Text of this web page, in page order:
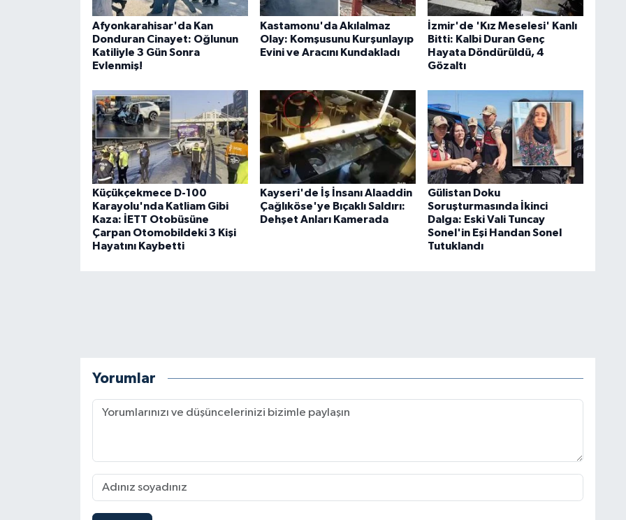
Afyonkarahisar'da Kan
Donduran Cinayet: Oğlunun
Katiliyle 3 Gün Sonra
Evlenmiş!
Kastamonu'da Akılalmaz
Olay: Komşusunu Kurşunlayıp
Evini ve Aracını Kundakladı
İzmir'de 'Kız Meselesi' Kanlı
Bitti: Kalbi Duran Genç
Hayata Döndürüldü, 4
Gözaltı
Küçükçekmece D-100
Karayolu'nda Katliam Gibi
Kaza: İETT Otobüsüne
Çarpan Otomobildeki 3 Kişi
Hayatını Kaybetti
Kayseri'de İş İnsanı Alaaddin
Çağlıköse'ye Bıçaklı Saldırı:
Dehşet Anları Kamerada
Gülistan Doku
Soruşturmasında İkinci
Dalga: Eski Vali Tuncay
Sonel'in Eşi Handan Sonel
Tutuklandı
Yorumlar